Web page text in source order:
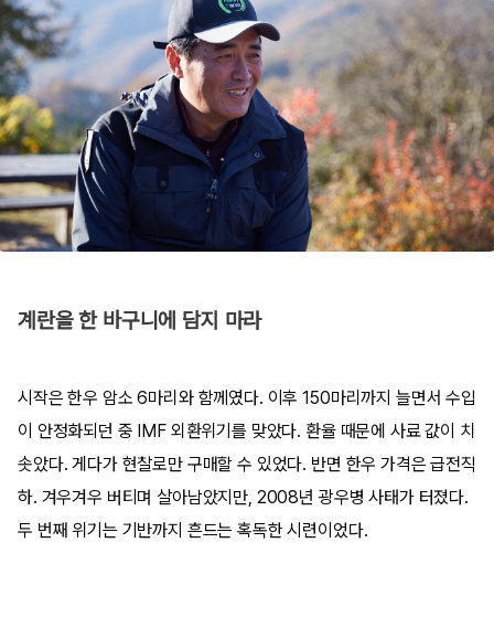
계란을 한 바구니에 담지 마라
시작은 한우 암소 6마리와 함께였다. 이후 150마리까지 늘면서 수입
이 안정화되던 중 IMF 외환위기를 맞았다. 환율 때문에 사료 값이 치
솟았다. 게다가 현찰로만 구매할 수 있었다. 반면 한우 가격은 급전직
하. 겨우겨우 버티며 살아남았지만, 2008년 광우병 사태가 터졌다.
두 번째 위기는 기반까지 흔드는 혹독한 시련이었다.